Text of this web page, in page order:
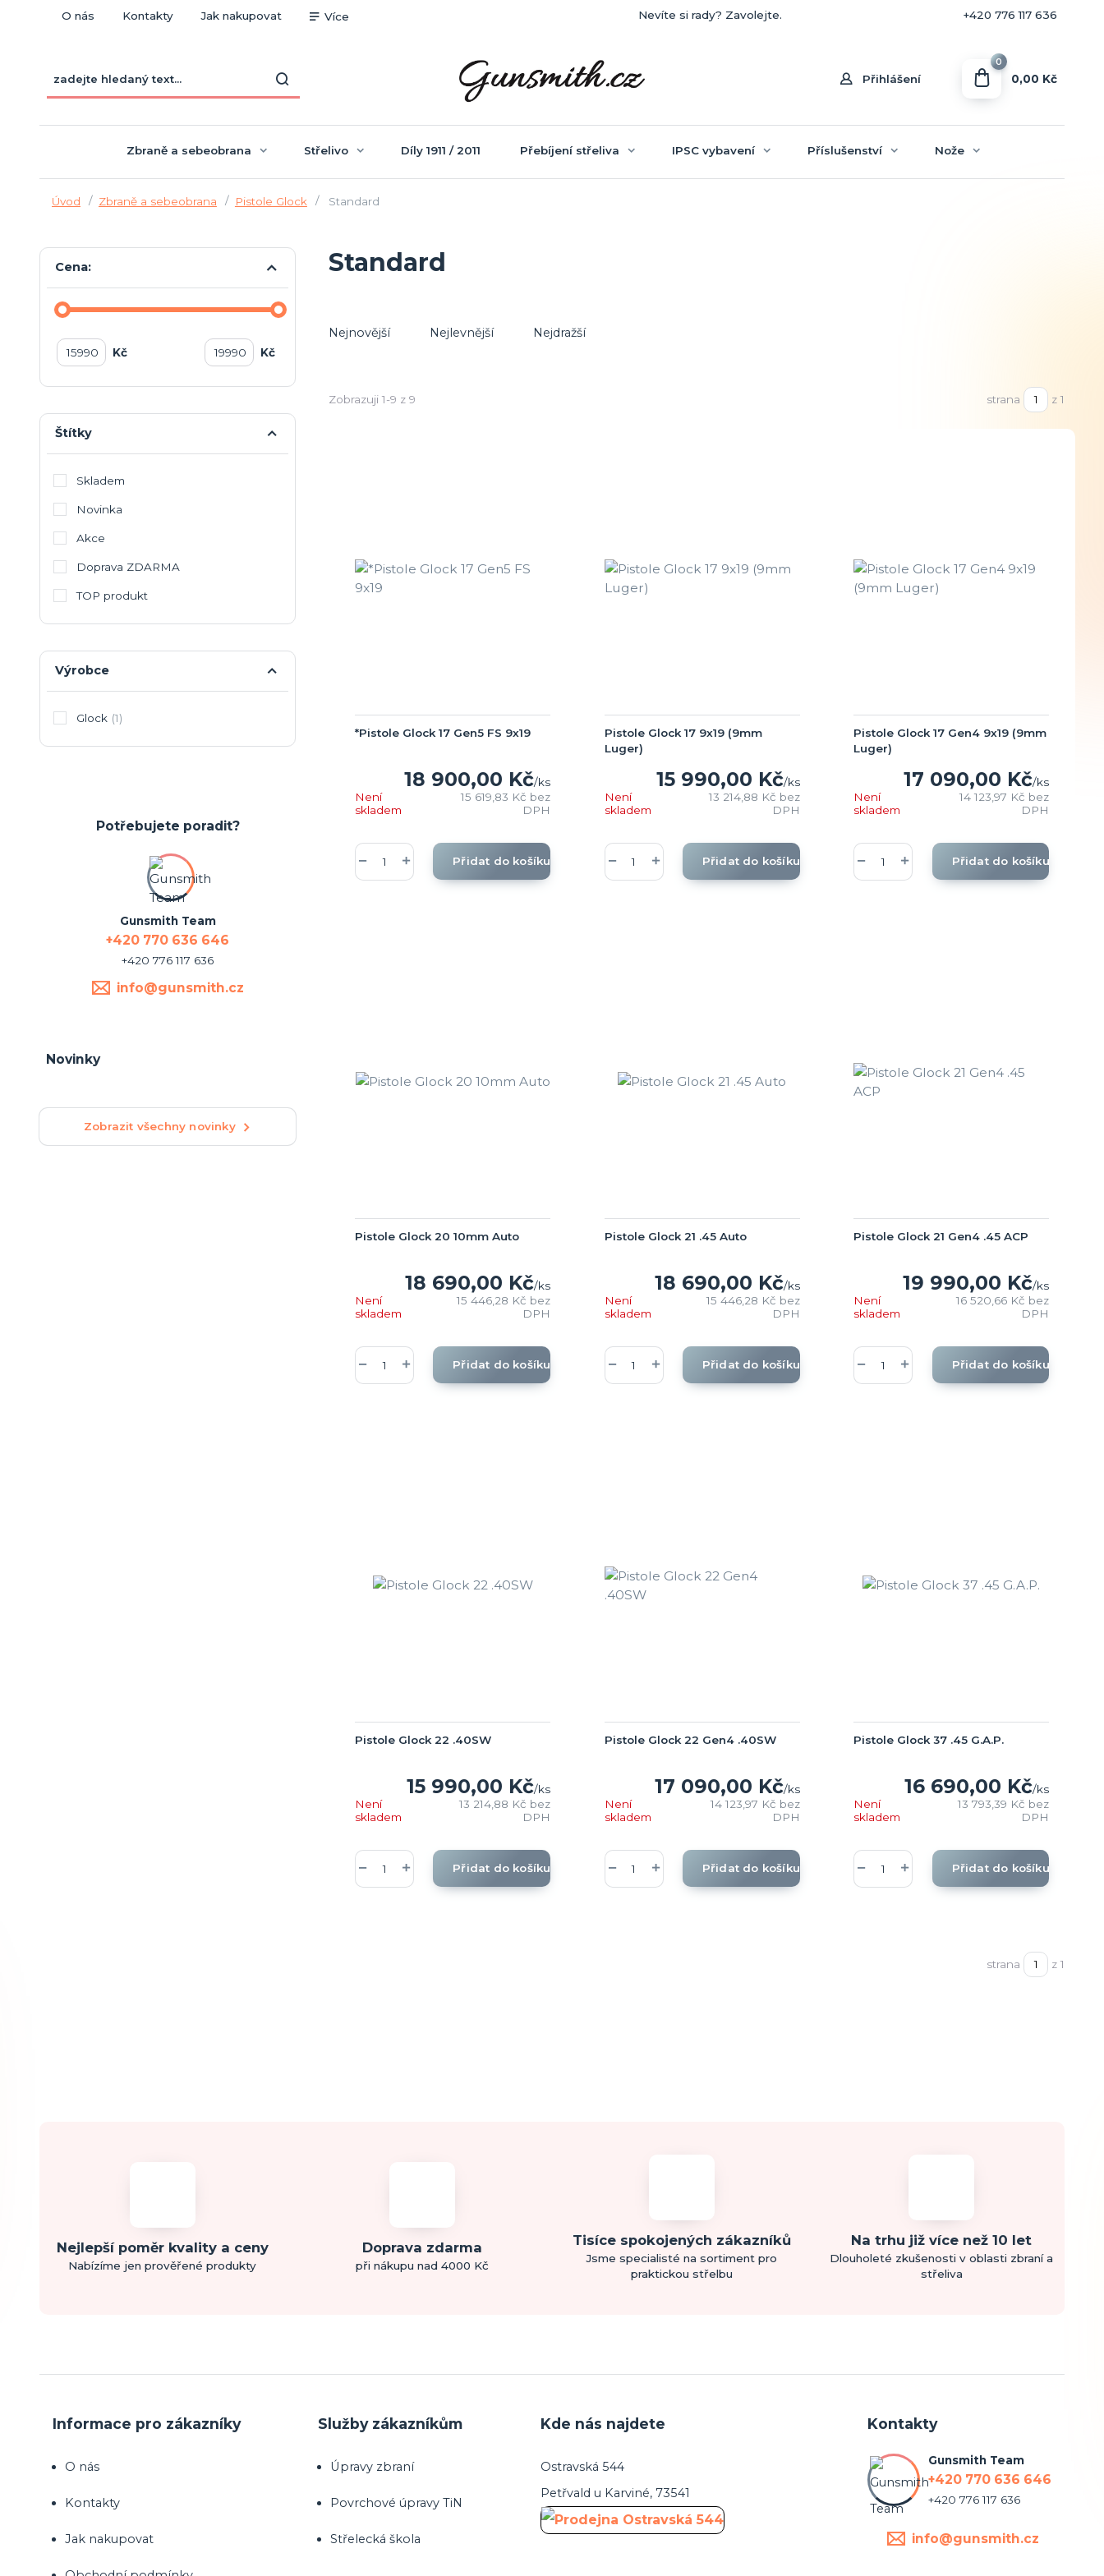
O nás Kontakty Jak nakupovat Více
Přihlášení
Nevíte si rady? Zavolejte. +420 776 117 636
0
0,00 Kč
Zbraně a sebeobrana Střelivo Díly 1911 / 2011 Přebíjení střeliva IPSC vybavení Příslušenství Nože
Úvod Zbraně a sebeobrana Pistole Glock Standard
Standard
Nejnovější Nejlevnější Nejdražší
Zobrazuji 1-9 z 9 strana z 1
*Pistole Glock 17 Gen5 FS 9x19
18 900,00 Kč/ks
15 619,83 Kč bez
DPH
Není
skladem
Přidat do košíku
Pistole Glock 17 9x19 (9mm
Luger)
15 990,00 Kč/ks
13 214,88 Kč bez
DPH
Není
skladem
Přidat do košíku
Pistole Glock 17 Gen4 9x19 (9mm
Luger)
17 090,00 Kč/ks
14 123,97 Kč bez
DPH
Není
skladem
Přidat do košíku
Pistole Glock 20 10mm Auto
18 690,00 Kč/ks
15 446,28 Kč bez
DPH
Není
skladem
Přidat do košíku
Pistole Glock 21 .45 Auto
18 690,00 Kč/ks
15 446,28 Kč bez
DPH
Není
skladem
Přidat do košíku
Pistole Glock 21 Gen4 .45 ACP
19 990,00 Kč/ks
16 520,66 Kč bez
DPH
Není
skladem
Přidat do košíku
Pistole Glock 22 .40SW
15 990,00 Kč/ks
13 214,88 Kč bez
DPH
Není
skladem
Přidat do košíku
Pistole Glock 22 Gen4 .40SW
17 090,00 Kč/ks
14 123,97 Kč bez
DPH
Není
skladem
Přidat do košíku
Pistole Glock 37 .45 G.A.P.
16 690,00 Kč/ks
13 793,39 Kč bez
DPH
Není
skladem
Přidat do košíku
strana z 1
Cena:
Kč Kč
Štítky
Skladem
Novinka
Akce
Doprava ZDARMA
TOP produkt
Výrobce
Glock (1)
Potřebujete poradit?
Gunsmith Team
+420 770 636 646
+420 776 117 636
info@gunsmith.cz
Novinky
Zobrazit všechny novinky
Nejlepší poměr kvality a ceny
Nabízíme jen prověřené produkty
Doprava zdarma
při nákupu nad 4000 Kč
Tisíce spokojených zákazníků
Jsme specialisté na sortiment pro
praktickou střelbu
Na trhu již více než 10 let
Dlouholeté zkušenosti v oblasti zbraní a
střeliva
Informace pro zákazníky
O nás
Kontakty
Jak nakupovat
Služby zákazníkům
Úpravy zbraní
Povrchové úpravy TiN
Střelecká škola
Kde nás najdete
Ostravská 544
Petřvald u Karviné, 73541
Kontakty
Gunsmith Team
+420 770 636 646
+420 776 117 636
info@gunsmith.cz